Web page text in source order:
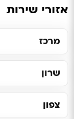
אזורי שירות
מרכז
שרון
צפון